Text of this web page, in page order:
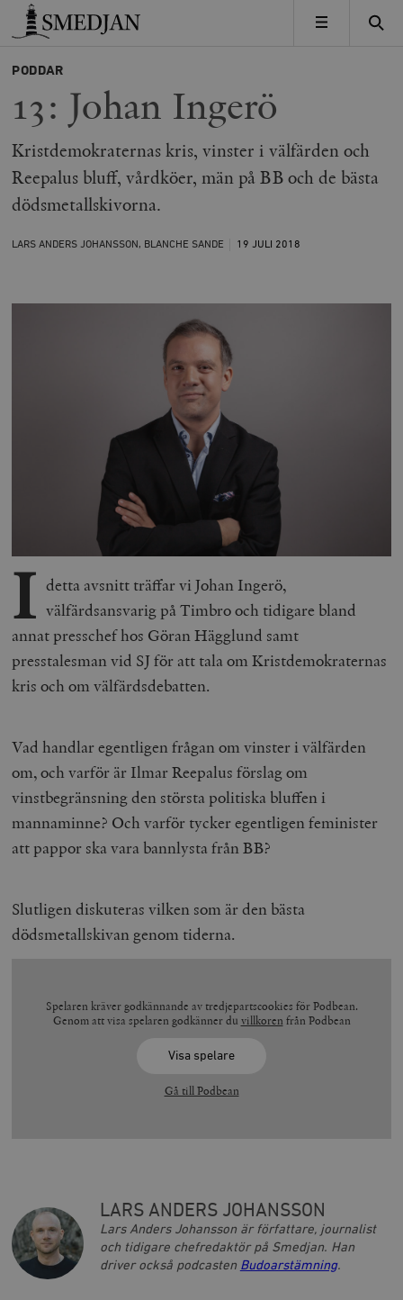
Timbro
MENY
PODDAR
13: Johan Ingerö
Kristdemokraternas kris, vinster i välfärden och
Reepalus bluff, vårdköer, män på BB och de bästa
dödsmetallskivorna.
LARS ANDERS JOHANSSON, BLANCHE SANDE 19 JULI 2018
I detta avsnitt träffar vi Johan Ingerö,
välfärdsansvarig på Timbro och tidigare bland
annat presschef hos Göran Hägglund samt
presstalesman vid SJ för att tala om Kristdemokraternas
kris och om välfärdsdebatten.
Vad handlar egentligen frågan om vinster i välfärden
om, och varför är Ilmar Reepalus förslag om
vinstbegränsning den största politiska bluffen i
mannaminne? Och varför tycker egentligen feminister
att pappor ska vara bannlysta från BB?
Slutligen diskuteras vilken som är den bästa
dödsmetallskivan genom tiderna.
Spelaren kräver godkännande av tredjepartscookies för Podbean.
Genom att visa spelaren godkänner du villkoren från Podbean
Visa spelare
Gå till Podbean
LARS ANDERS JOHANSSON
Lars Anders Johansson är författare, journalist
och tidigare chefredaktör på Smedjan. Han
driver också podcasten Budoarstämning.